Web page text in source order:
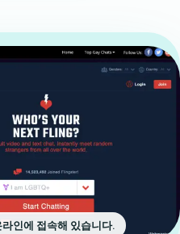
인에 접속해 있습니다.